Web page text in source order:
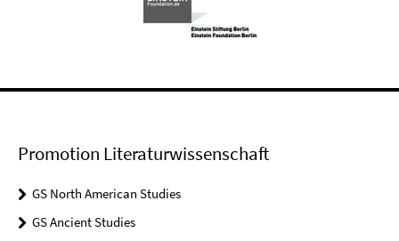
Promotion Literaturwissenschaft
GS North American Studies
GS Ancient Studies